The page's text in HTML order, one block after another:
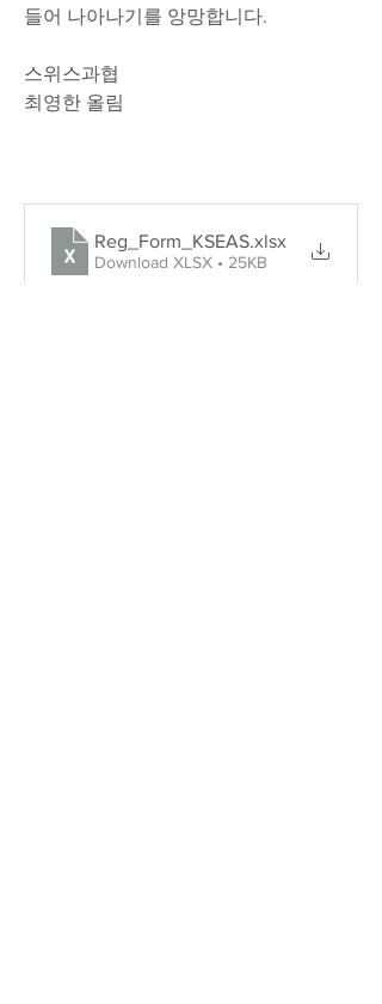
들어 나아나기를 앙망합니다.
스위스과협
최영한 올림
Reg_Form_KSEAS.xlsx
Download XLSX • 25KB